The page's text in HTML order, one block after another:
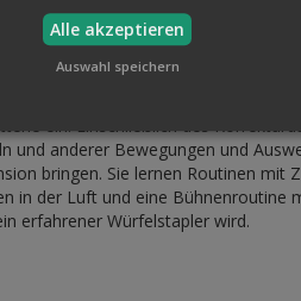
von Würfeln, Tassen und
und/oder Becher, Einstellen
eine fertige Routine stehen haben,
ein. Einschließlich des
anderer Bewegungen und
bringen. Sie lernen Routinen mit
in der Luft und eine
erfahrener Würfelstapler wird.
Alle akzeptieren
Auswahl speichern